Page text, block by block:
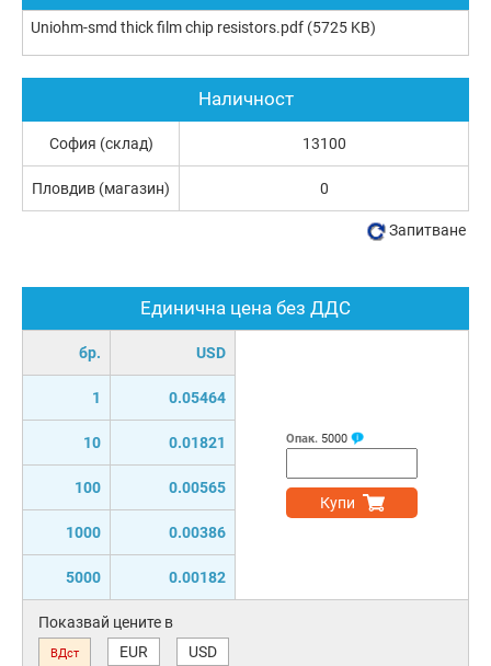
Uniohm-smd thick film chip resistors.pdf (5725 KB)
Единична цена без ДДС
бр. USD
1 0.05464
10 0.01821
100 0.00565
1000 0.00386
5000 0.00182
Опак. 5000
Купи
Показвай цените в
ВДст EUR USD
Наличност
София (склад) 13100
Пловдив (магазин) 0
Запитване